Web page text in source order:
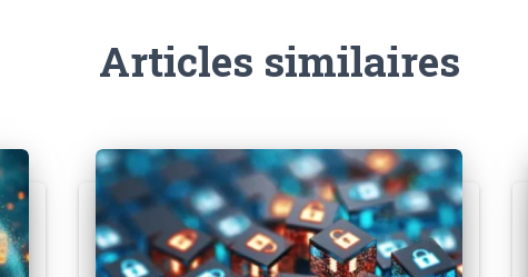
Articles similaires